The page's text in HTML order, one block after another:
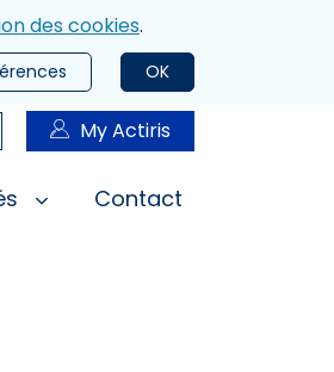
des cookies.
OK
RechercherMy Actiris
Contact